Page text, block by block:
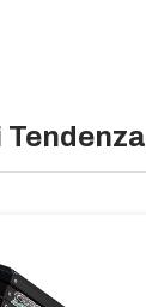
Tendenza